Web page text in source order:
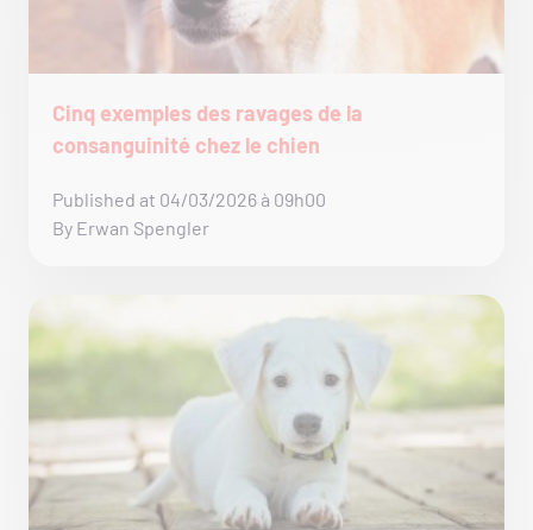
Cinq exemples des ravages de la
consanguinité chez le chien
Published at 04/03/2026 à 09h00
By Erwan Spengler